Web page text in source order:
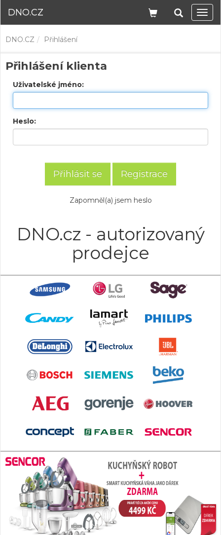
DNO.CZ
DNO.CZ Přihlášení
Přihlášení klienta
Uživatelské jméno:
Heslo:
Registrace
Zapomněl(a) jsem heslo
DNO.cz - autorizovaný
prodejce